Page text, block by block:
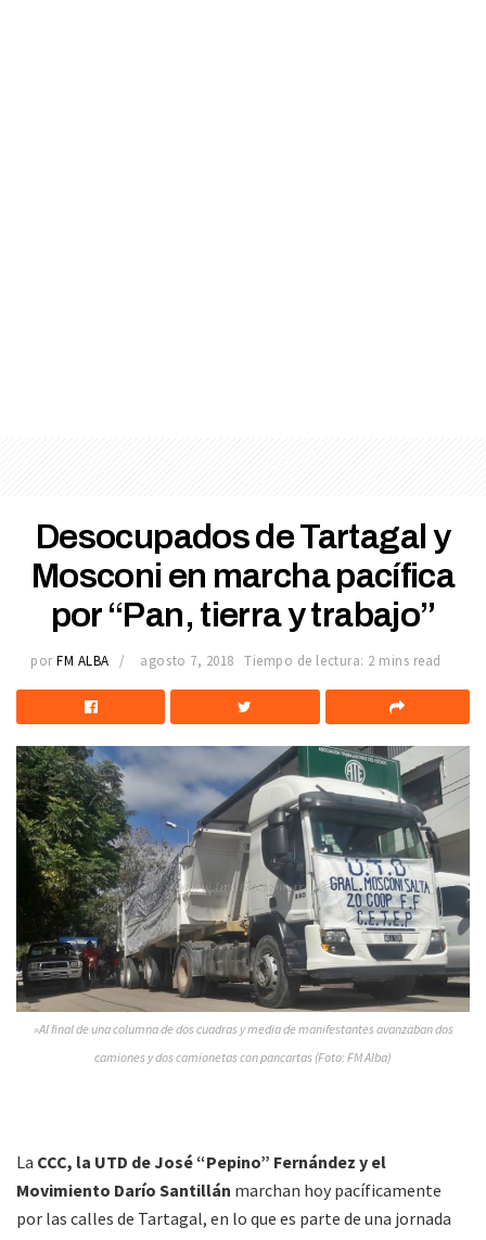
Desocupados de Tartagal y
Mosconi en marcha pacífica
por “Pan, tierra y trabajo”
por FM ALBA agosto 7, 2018 Tiempo de lectura: 2 mins read
»Al final de una columna de dos cuadras y media de manifestantes avanzaban dos
camiones y dos camionetas con pancartas (Foto: FM Alba)
La CCC, la UTD de José “Pepino” Fernández y el
Movimiento Darío Santillán marchan hoy pacíficamente
por las calles de Tartagal, en lo que es parte de una jornada